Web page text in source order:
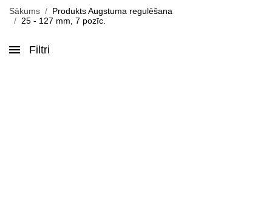
Sākums
Produkts Augstuma regulēšana
25 - 127 mm, 7 pozīc.
Filtri